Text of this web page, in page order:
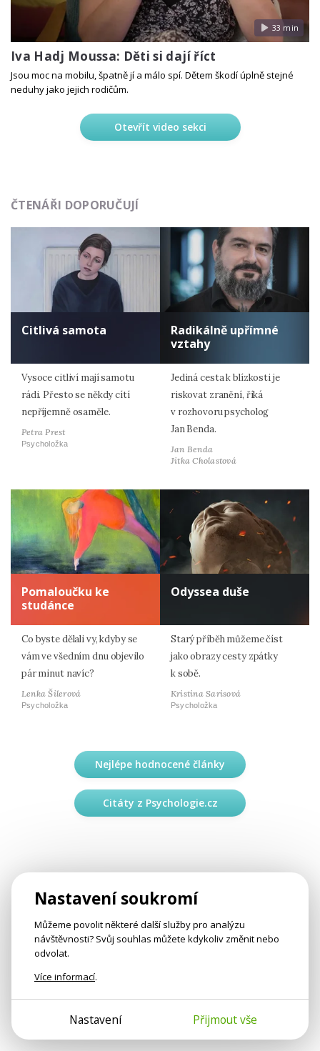
33 min
Iva Hadj Moussa: Děti si dají říct
Jsou moc na mobilu, špatně jí a málo spí. Dětem škodí úplně stejné
neduhy jako jejich rodičům.
Otevřít video sekci
ČTENÁŘI DOPORUČUJÍ
Citlivá samota
Vysoce citliví mají samotu
rádi. Přesto se někdy cítí
nepříjemně osaměle.
Petra Prest
Psycholožka
Radikálně upřímné
vztahy
Jediná cesta k blízkosti je
riskovat zranění, říká
v rozhovoru psycholog
Jan Benda.
Jan Benda
Jitka Cholastová
Pomaloučku ke
studánce
Co byste dělali vy, kdyby se
vám ve všedním dnu objevilo
pár minut navíc?
Lenka Šilerová
Psycholožka
Odyssea duše
Starý příběh můžeme číst
jako obrazy cesty zpátky
k sobě.
Kristina Sarisová
Psycholožka
Nejlépe hodnocené články
Citáty z Psychologie.cz
Nastavení soukromí
Můžeme povolit některé další služby pro analýzu
návštěvnosti? Svůj souhlas můžete kdykoliv změnit nebo
odvolat.
Více informací.
Nastavení Přijmout vše